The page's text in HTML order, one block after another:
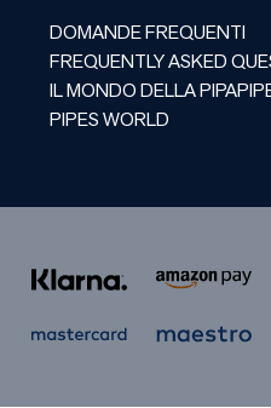
DOMANDE FREQUENTI
FREQUENTLY ASKED
IL MONDO DELLA PIPA
PIPES WORLD